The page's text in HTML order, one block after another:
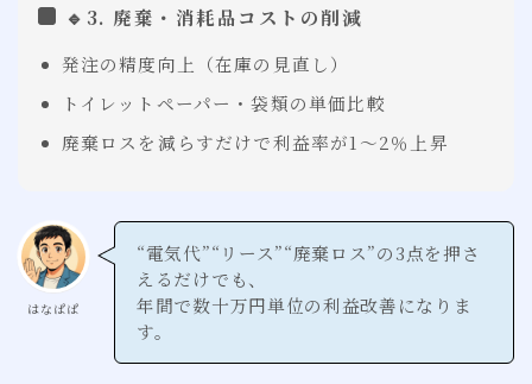
🔹3. 廃棄・消耗品コストの削減
発注の精度向上（在庫の見直し）
トイレットペーパー・袋類の単価比較
廃棄ロスを減らすだけで利益率が1〜2％上昇
はなぱぱ
“電気代”“リース”“廃棄ロス”の3点を押さ
えるだけでも、
年間で数十万円単位の利益改善になりま
す。